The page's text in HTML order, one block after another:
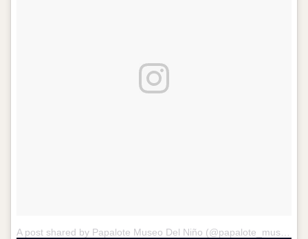
A post shared by Papalote Museo Del Niño (@papalote_museo)